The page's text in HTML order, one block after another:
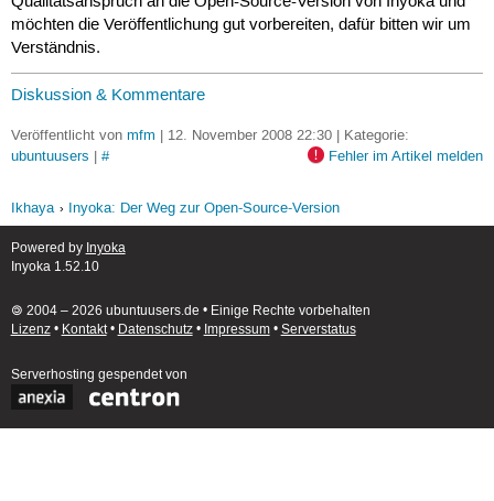
möchten die Veröffentlichung gut vorbereiten, dafür bitten wir um
Verständnis.
Diskussion & Kommentare
Veröffentlicht von mfm | 12. November 2008 22:30 | Kategorie:
ubuntuusers | # Fehler im Artikel melden
Ikhaya Inyoka: Der Weg zur Open-Source-Version
Powered by Inyoka
Inyoka 1.52.10
🄯 2004 – 2026 ubuntuusers.de • Einige Rechte vorbehalten
Lizenz• Kontakt• Datenschutz• Impressum• Serverstatus
Serverhosting gespendet von